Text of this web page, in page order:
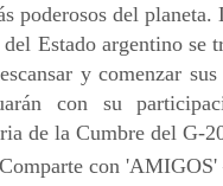
poderosos del planeta.
Estado argentino se
y comenzar
con su
de la Cumbre del G-
con